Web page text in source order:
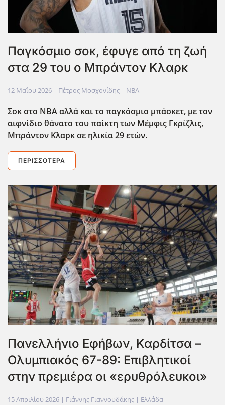
Παγκόσμιο σοκ, έφυγε από τη ζωή
στα 29 του ο Μπράντον Κλαρκ
12 Μαΐου 2026 | Πέτρος Μοσχονίδης | NBA
Σοκ στο ΝΒΑ αλλά και το παγκόσμιο μπάσκετ, με τον
αιφνίδιο θάνατο του παίκτη των Μέμφις Γκρίζλις,
Μπράντον Κλαρκ σε ηλικία 29 ετών.
ΠΕΡΙΣΣΌΤΕΡΑ
Πανελλήνιο Εφήβων, Καρδίτσα –
Ολυμπιακός 67-89: Επιβλητικοί
στην πρεμιέρα οι «ερυθρόλευκοι»
15 Απριλίου 2026 | Γιάννης Γιαννουδάκης | Ελλάδα